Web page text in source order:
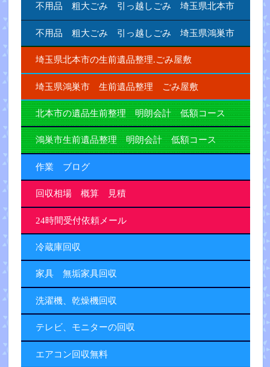
不用品 粗大ごみ 引っ越しごみ 埼玉県北本市
不用品 粗大ごみ 引っ越しごみ 埼玉県鴻巣市
埼玉県北本市の生前遺品整理.ごみ屋敷
埼玉県鴻巣市 生前遺品整理 ごみ屋敷
北本市の遺品生前整理 明朗会計 低額コース
鴻巣市生前遺品整理 明朗会計 低額コース
作業 ブログ
回収相場 概算 見積
24時間受付依頼メール
冷蔵庫回収
家具 無垢家具回収
洗濯機、乾燥機回収
テレビ、モニターの回収
エアコン回収無料